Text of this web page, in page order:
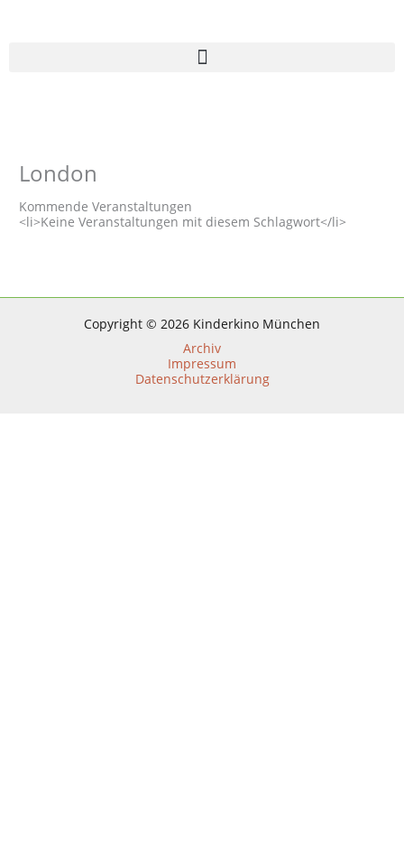
London
Kommende Veranstaltungen
<li>Keine Veranstaltungen mit diesem Schlagwort</li>
Copyright © 2026 Kinderkino München
Archiv
Impressum
Datenschutzerklärung